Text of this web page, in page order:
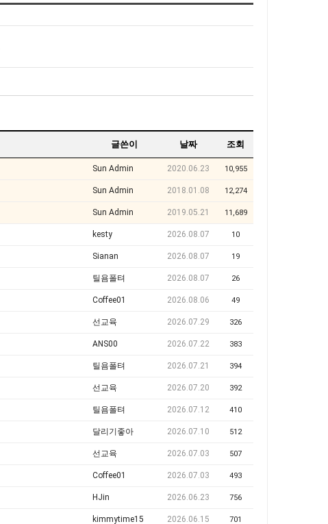
글쓴이 날짜 조회
Sun Admin 2020.06.23 10,955
Sun Admin 2018.01.08 12,274
Sun Admin 2019.05.21 11,689
kesty 2026.08.07 10
Sianan 2026.08.07 19
틸욤폴텨 2026.08.07 26
Coffee01 2026.08.06 49
선교육 2026.07.29 326
ANS00 2026.07.22 383
틸욤폴텨 2026.07.21 394
선교육 2026.07.20 392
틸욤폴텨 2026.07.12 410
달리기좋아 2026.07.10 512
선교육 2026.07.03 507
Coffee01 2026.07.03 493
HJin 2026.06.23 756
kimmytime15 2026.06.15 701